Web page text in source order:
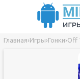
Главная›Игры›Гонки›Off